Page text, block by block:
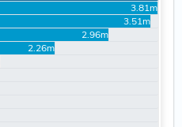
3.81m
3.51m
2.96m
2.26m